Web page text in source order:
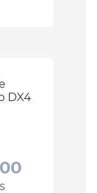
DX4
.